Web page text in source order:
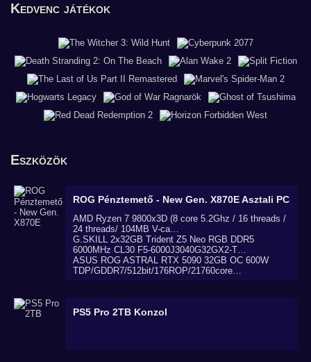
Kedvenc játékok
Eszközök
ROG Pénztemető - New Gen. X870EAsztali PC
AMD Ryzen 7 9800x3D (8 core 5.2Ghz / 16 threads /
24 threads/ 104MB V-ca…
G.SKILL 2x32GB Trident Z5 Neo RGB DDR5
6000MHz CL30 F5-6000J3040G32GX2-T…
ASUS ROG ASTRAL RTX 5090 32GB OC 600W
TDP/GDDR7/512bit/176ROP/21760core…
PS5 Pro 2TB Konzol